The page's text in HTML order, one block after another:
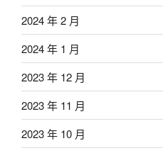
2024 年 2 月
2024 年 1 月
2023 年 12 月
2023 年 11 月
2023 年 10 月